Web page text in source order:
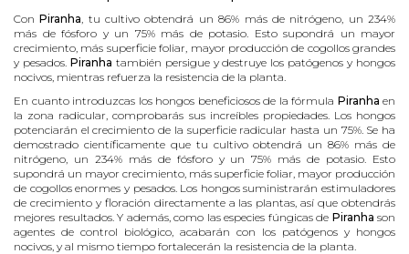
ConPiranha, tu cultivo obtendrá un 86% más de nitrógeno, un 234%
más de fósforo y un 75% más de potasio. Esto supondrá un mayor
crecimiento, más superficie foliar, mayor producción de cogollos grandes
y pesados. Piranha también persigue y destruye los patógenos y hongos
nocivos, mientras refuerza la resistencia de la planta.
En cuanto introduzcas los hongos beneficiosos de la fórmula Piranha en
la zona radicular, comprobarás sus increíbles propiedades. Los hongos
potenciarán el crecimiento de la superficie radicular hasta un 75%. Se ha
demostrado científicamente que tu cultivo obtendrá un 86% más de
nitrógeno, un 234% más de fósforo y un 75% más de potasio. Esto
supondrá un mayor crecimiento, más superficie foliar, mayor producción
de cogollos enormes y pesados. Los hongos suministrarán estimuladores
de crecimiento y floración directamente a las plantas, así que obtendrás
mejores resultados. Y además, como las especies fúngicas de Piranha son
agentes de control biológico, acabarán con los patógenos y hongos
nocivos, y al mismo tiempo fortalecerán la resistencia de la planta.